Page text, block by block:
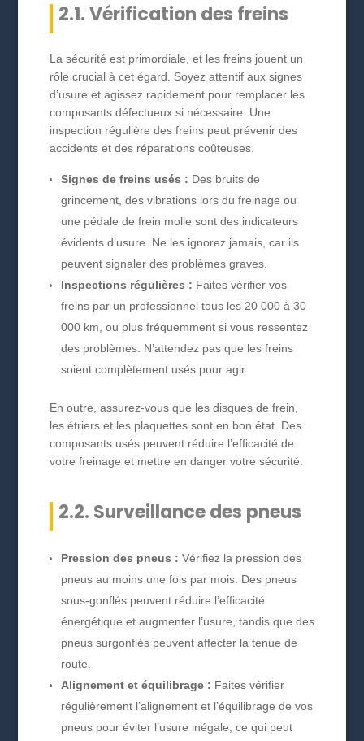
2.1. Vérification des freins
La sécurité est primordiale, et les freins jouent un
rôle crucial à cet égard. Soyez attentif aux signes
d’usure et agissez rapidement pour remplacer les
composants défectueux si nécessaire. Une
inspection régulière des freins peut prévenir des
accidents et des réparations coûteuses.
Signes de freins usés : Des bruits de
grincement, des vibrations lors du freinage ou
une pédale de frein molle sont des indicateurs
évidents d’usure. Ne les ignorez jamais, car ils
peuvent signaler des problèmes graves.
Inspections régulières : Faites vérifier vos
freins par un professionnel tous les 20 000 à 30
000 km, ou plus fréquemment si vous ressentez
des problèmes. N’attendez pas que les freins
soient complètement usés pour agir.
En outre, assurez-vous que les disques de frein,
les étriers et les plaquettes sont en bon état. Des
composants usés peuvent réduire l’efficacité de
votre freinage et mettre en danger votre sécurité.
2.2. Surveillance des pneus
Pression des pneus : Vérifiez la pression des
pneus au moins une fois par mois. Des pneus
sous-gonflés peuvent réduire l’efficacité
énergétique et augmenter l’usure, tandis que des
pneus surgonflés peuvent affecter la tenue de
route.
Alignement et équilibrage : Faites vérifier
régulièrement l’alignement et l’équilibrage de vos
pneus pour éviter l’usure inégale, ce qui peut